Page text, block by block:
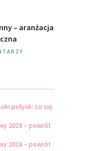
– aranżacja
połysk: co się
2018 – powrót
2018 – powrót